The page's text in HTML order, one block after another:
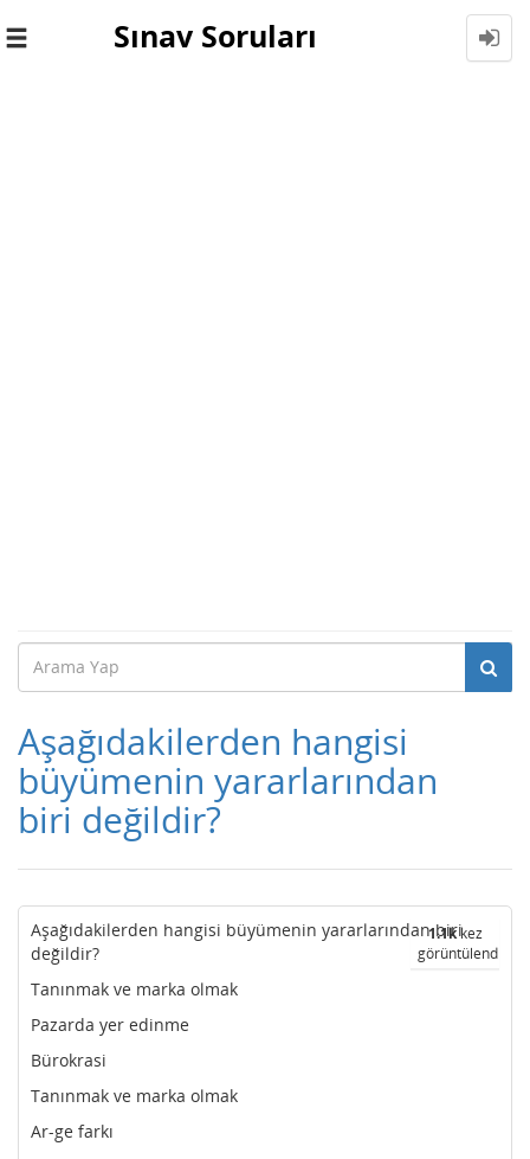
Toggle
Sınav Soruları
Aşağıdakilerden hangisi
büyümenin yararlarından
biri değildir?
1.1kkez
görüntülendi
Aşağıdakilerden hangisi büyümenin yararlarından biri
değildir?
Tanınmak ve marka olmak
Pazarda yer edinme
Bürokrasi
Tanınmak ve marka olmak
Ar-ge farkı